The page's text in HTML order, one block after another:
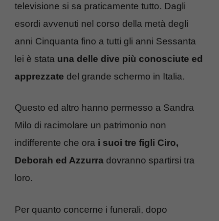
televisione si sa praticamente tutto. Dagli
esordi avvenuti nel corso della metà degli
anni Cinquanta fino a tutti gli anni Sessanta
lei è stata una delle dive più conosciute ed
apprezzate del grande schermo in Italia.
Questo ed altro hanno permesso a Sandra
Milo di racimolare un patrimonio non
indifferente che ora i suoi tre figli Ciro,
Deborah ed Azzurra dovranno spartirsi tra
loro.
Per quanto concerne i funerali, dopo